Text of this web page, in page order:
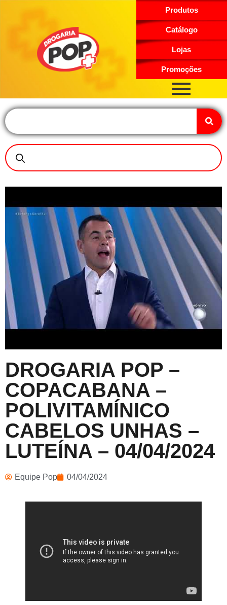
Produtos
Catálogo
Lojas
Promoções
DROGARIA POP –
COPACABANA –
POLIVITAMÍNICO
CABELOS UNHAS –
LUTEÍNA – 04/04/2024
Equipe Pop 04/04/2024